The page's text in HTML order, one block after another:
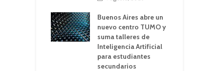
Buenos Aires abre un
nuevo centro TUMO y
suma talleres de
Inteligencia Artificial
para estudiantes
secundarios